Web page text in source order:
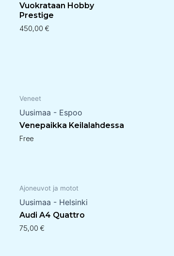
Vuokrataan Hobby
Prestige
450,00 €
Veneet
Uusimaa - Espoo
Venepaikka Keilalahdessa
Free
Ajoneuvot ja motot
Uusimaa - Helsinki
Audi A4 Quattro
75,00 €